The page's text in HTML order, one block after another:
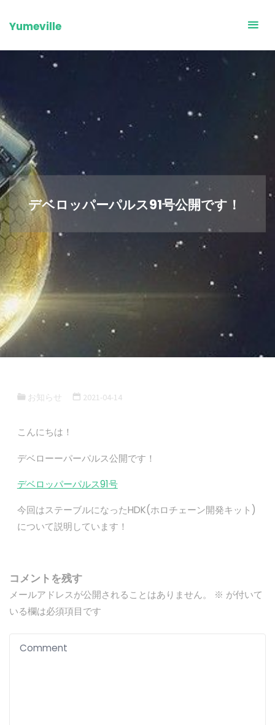
toYumeville
デベロッパーパルス91号公開です！
お知らせ 2021-04-14
こんにちは！
デベローーパーパルス公開です！
デベロッパーパルス91号
今回はステーブルになったHDK(ホロチェーン開発キット)
について説明しています！
コメントを残す
メールアドレスが公開されることはありません。 ※ が付いて
いる欄は必須項目です